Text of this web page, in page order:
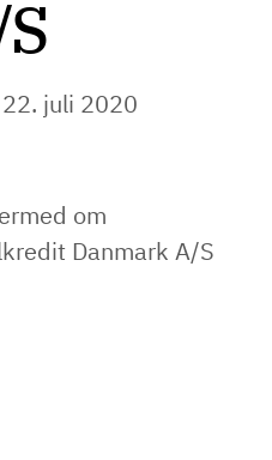
juli 2020
om
Danmark A/S